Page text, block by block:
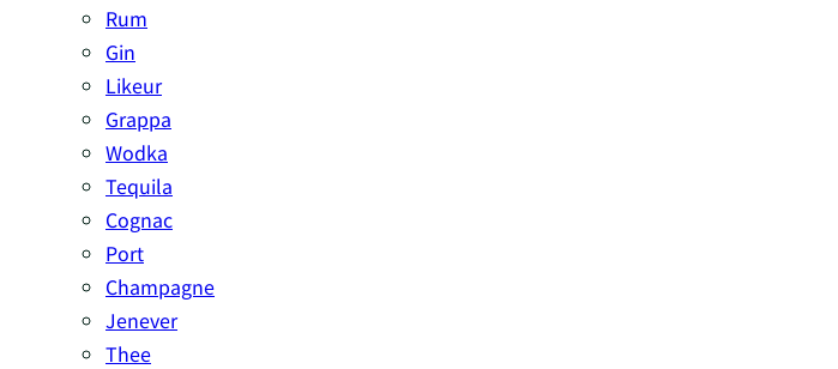
Rum
Gin
Likeur
Grappa
Wodka
Tequila
Cognac
Port
Champagne
Jenever
Thee